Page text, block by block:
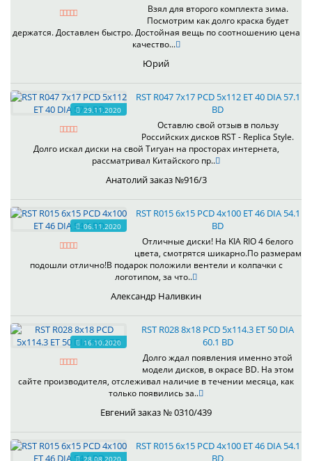
Взял для второго комплекта зима.
Посмотрим как долго краска будет
держатся. Доставлен быстро. Достойная вещь по соотношению цена
качество...
Юрий
29.11.2020
RST R047 7x17 PCD 5x112 ET 40 DIA 57.1
BD
Оставлю свой отзыв в пользу
Российских дисков RST - Replica Style.
Долго искал диски на свой Тигуан на просторах интернета,
рассматривал Китайского пр..
Анатолий заказ №916/3
06.11.2020
RST R015 6x15 PCD 4x100 ET 46 DIA 54.1
BD
Отличные диски! На KIA RIO 4 белого
цвета, смотрятся шикарно.По размерам
подошли отлично!В подарок положили вентели и колпачки с
логотипом, за что..
Александр Наливкин
16.10.2020
RST R028 8x18 PCD 5x114.3 ET 50 DIA
60.1 BD
Долго ждал появления именно этой
модели дисков, в окрасе BD. На этом
сайте производителя, отслеживал наличие в течении месяца, как
только появились за..
Евгений заказ № 0310/439
28.08.2020
RST R015 6x15 PCD 4x100 ET 46 DIA 54.1
BD